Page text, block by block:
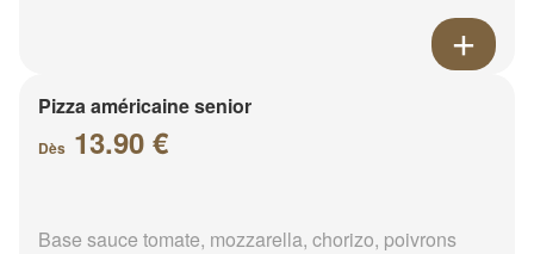
Pizza américaine senior
Dès 13.90 €
Base sauce tomate, mozzarella, chorizo, poivrons